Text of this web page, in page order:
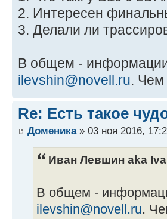
2. Интересен
3. Делали ли
В общем -
ilevshin@novell.ru. Чем
Re: Есть такое
Доменика» 03 ноя 2016,
Иван Левшин aka
В общем -
ilevshin@novell.ru.